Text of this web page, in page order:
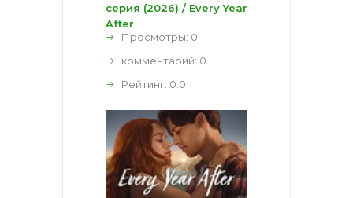
серия (2026) / Every Year
After
Просмотры: 0
комментарий: 0
Рейтинг: 0.0